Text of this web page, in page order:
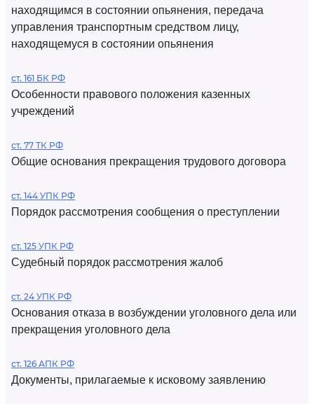
находящимся в состоянии опьянения, передача
управления транспортным средством лицу,
находящемуся в состоянии опьянения
ст. 161 БК РФ
Особенности правового положения казенных
учреждений
ст. 77 ТК РФ
Общие основания прекращения трудового договора
ст. 144 УПК РФ
Порядок рассмотрения сообщения о преступлении
ст. 125 УПК РФ
Судебный порядок рассмотрения жалоб
ст. 24 УПК РФ
Основания отказа в возбуждении уголовного дела или
прекращения уголовного дела
ст. 126 АПК РФ
Документы, прилагаемые к исковому заявлению